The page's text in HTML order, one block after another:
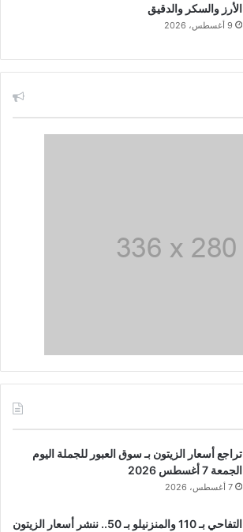
الأرز والسكر والدقيق
9 أغسطس، 2026
تراجع أسعار الزيتون بـ سوق العبور للجملة اليوم
الجمعة 7 أغسطس 2026
7 أغسطس، 2026
التفاحي بـ 110 والمنزنيلو بـ 50.. ننشر أسعار الزيتون